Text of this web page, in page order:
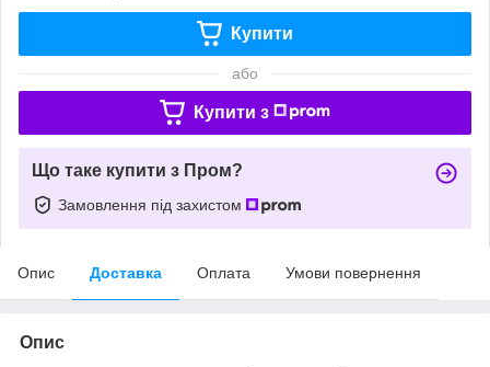
Купити
або
Купити з
Що таке купити з Пром?
Замовлення під захистом
Опис Доставка Оплата Умови повернення
Опис